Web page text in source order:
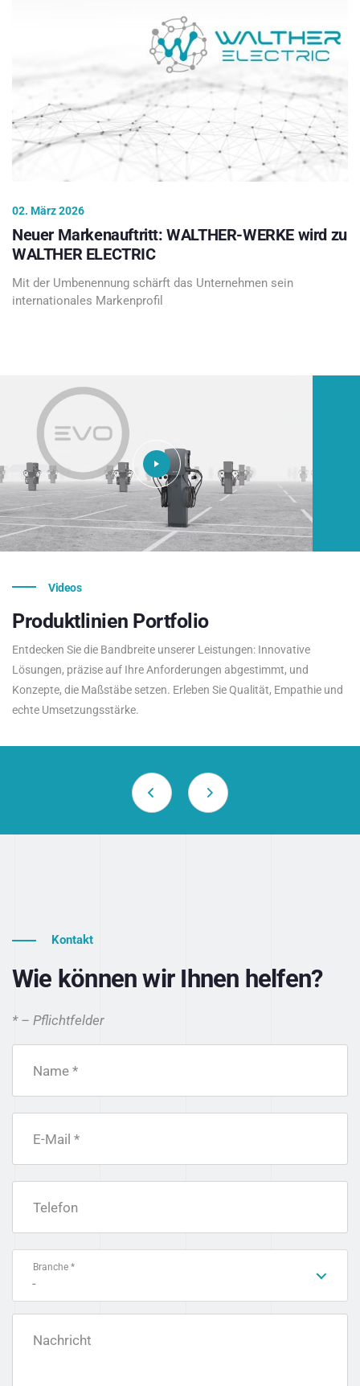
02. März 2026
Neuer Markenauftritt: WALTHER-WERKE wird zu
WALTHER ELECTRIC
Mit der Umbenennung schärft das Unternehmen sein
internationales Markenprofil
Videos
Produktlinien Portfolio
Entdecken Sie die Bandbreite unserer Leistungen: Innovative
Lösungen, präzise auf Ihre Anforderungen abgestimmt, und
Konzepte, die Maßstäbe setzen. Erleben Sie Qualität, Empathie und
echte Umsetzungsstärke.
Kontakt
Wie können wir Ihnen helfen?
* – Pflichtfelder
Name *
E-Mail *
Telefon
Branche *
-
Nachricht